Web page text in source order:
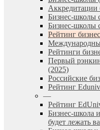
Аккредитации
Бизнес-школы
Бизнес-школы
Рейтинг
Рейтинги
Первый
(2025)
Российские
Рейтинг
—
Рейтинг
Бизнес-школа
будет лежать